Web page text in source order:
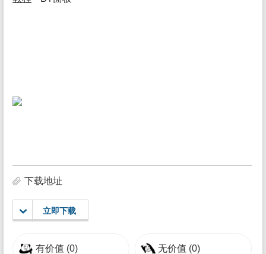
下载地址
立即下载
有价值 (0) 无价值 (0)